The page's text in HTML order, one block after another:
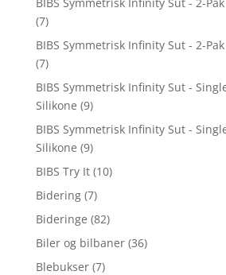
(7)
BIBS Symmetrisk Infinity Sut - 2-
(7)
BIBS Symmetrisk Infinity Sut -
Silikone (9)
BIBS Symmetrisk Infinity Sut -
Silikone (9)
BIBS Try It (10)
Bidering (7)
Bideringe (82)
Biler og bilbaner (36)
Blebukser (7)